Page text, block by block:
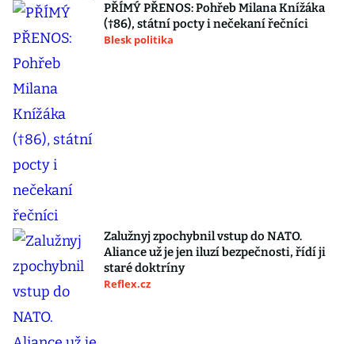
PŘÍMÝ PŘENOS: Pohřeb Milana Knížáka
(†86), státní pocty i nečekaní řečníci
Blesk politika
Zalužnyj zpochybnil vstup do NATO.
Aliance už je jen iluzí bezpečnosti, řídí ji
staré doktríny
Reflex.cz